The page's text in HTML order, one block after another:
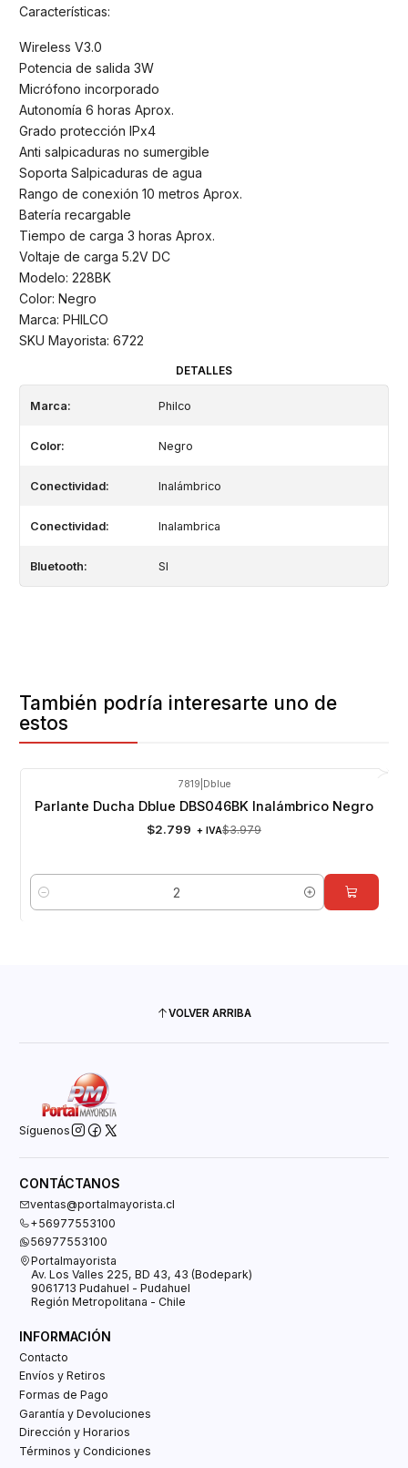
Características:
Wireless V3.0
Potencia de salida 3W
Micrófono incorporado
Autonomía 6 horas Aprox.
Grado protección IPx4
Anti salpicaduras no sumergible
Soporta Salpicaduras de agua
Rango de conexión 10 metros Aprox.
Batería recargable
Tiempo de carga 3 horas Aprox.
Voltaje de carga 5.2V DC
Modelo: 228BK
Color: Negro
Marca: PHILCO
SKU Mayorista: 6722
DETALLES
Marca: Philco
Color: Negro
Conectividad: Inalámbrico
Conectividad: Inalambrica
Bluetooth: SI
También podría interesarte uno de
estos
7819 Dblue
Parlante Ducha Dblue DBS046BK Inalámbrico Negro
$2.799 + IVA$3.979
Cantidad
VOLVER ARRIBA
Síguenos
CONTÁCTANOS
ventas@portalmayorista.cl
+56977553100
56977553100
Portalmayorista
Av. Los Valles 225, BD 43, 43 (Bodepark)
9061713 Pudahuel - Pudahuel
Región Metropolitana - Chile
INFORMACIÓN
Contacto
Envíos y Retiros
Formas de Pago
Garantía y Devoluciones
Dirección y Horarios
Términos y Condiciones